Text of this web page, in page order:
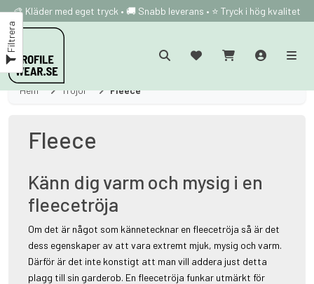
Filtrera
🎨 Kläder med eget tryck • 🚚 Snabb leverans • ⭐ Tryck i hög kvalitet
Hem Tröjor Fleece
Fleece
Känn dig varm och mysig i en
fleecetröja
Om det är något som kännetecknar en fleecetröja så är det
dess egenskaper av att vara extremt mjuk, mysig och varm.
Därför är det inte konstigt att man vill addera just detta
plagg till sin garderob. En fleecetröja funkar utmärkt för